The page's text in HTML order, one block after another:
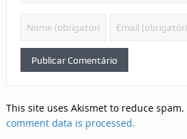
This site uses Akismet to reduce spam.
comment data is processed.